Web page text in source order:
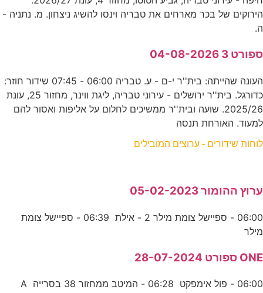
הירוקים של בכר מארחים את טבריה וינסו להשיג ניצחון. מ. נתניה -
ה.
ספורט 3 04-08-2026
העונה שהייתה: בית''ר י-ם - ע. טבריה 06:00 - 07:45 שידור חוזר:
כדורגל. בית''ר ירושלים - עירוני טבריה, ליגת ווינר, מחזור 25, עונת
2025/26. שועה ובית''ר ממשיכים לחלום על אליפות ואסור להם
למעוד. האורחת תנסה
לוחות שידורים - ערוצים המובילים
ערוץ ההומור 05-02-2023
06:00 - ספיישל צומת מילר 2 - אילת 06:39 - ספיישל צומת
מילר
ONE ספורט 28-07-2024
06:00 - פול אימפקט 06:28 - המיטב ממחזור 38 בסרייה A